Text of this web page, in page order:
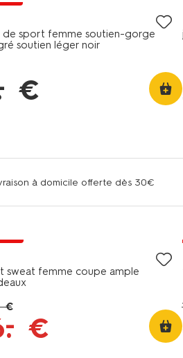
de sport femme soutien-gorge
soutien léger noir
€
à domicile offerte dès 30€
sweat femme coupe ample
€
.
– €